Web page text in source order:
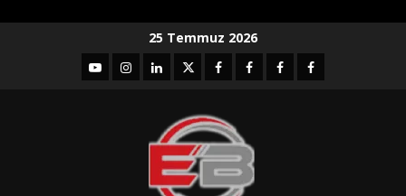
25 Temmuz 2026
YouTubeInstagram
LinkedIntwitterfacebook-Facebook-
Facebook-Facebook-